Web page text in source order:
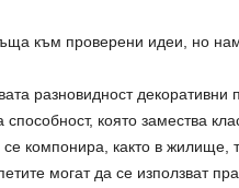
към проверени идеи, но
разновидност
способност, която замества
компонира, както в жилище,
могат да се използват